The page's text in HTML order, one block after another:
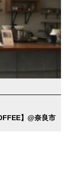
】@奈良市